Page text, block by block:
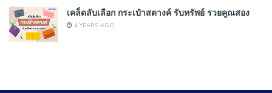
เคล็ดลับเลือก กระเป๋าสตางค์ รับทรัพย์ รวยคูณสอง
4 YEARS AGO